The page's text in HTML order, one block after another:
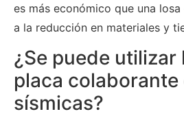
es más económico que una
a la reducción en materiales y
¿Se puede utilizar
placa colaborante
sísmicas?